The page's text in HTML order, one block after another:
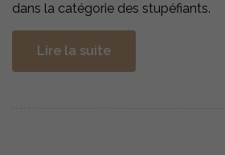
dans la catégorie des stupéfiants.
Lire la suite